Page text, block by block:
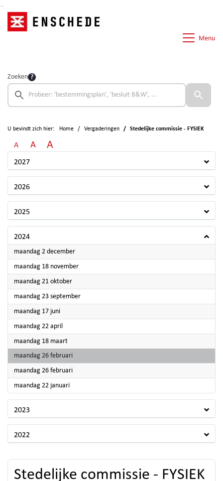
Menu
Zoeken
U bevindt zich hier: Home Vergaderingen Stedelijke commissie - FYSIEK
A A A
2027
2026
2025
2024
maandag 2 december2024
maandag 18 november2024
maandag 21 oktober2024
maandag 23 september2024
maandag 17 juni2024
maandag 22 april
maandag 18 maart2024
maandag 26 februari2024
maandag 26 februari2024
maandag 22 januari2024
2023
2022
Stedelijke commissie - FYSIEK